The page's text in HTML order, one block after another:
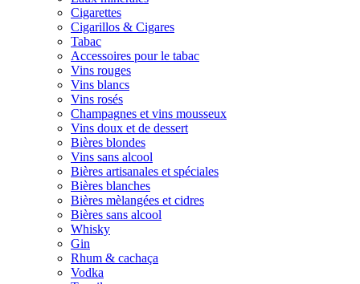
Cigarettes
Cigarillos & Cigares
Tabac
Accessoires pour le tabac
Vins rouges
Vins blancs
Vins rosés
Champagnes et vins mousseux
Vins doux et de dessert
Bières blondes
Vins sans alcool
Bières artisanales et spéciales
Bières blanches
Bières mèlangées et cidres
Bières sans alcool
Whisky
Gin
Rhum & cachaça
Vodka